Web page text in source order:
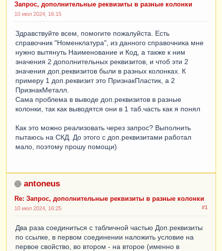
Запрос, дополнительные реквизиты в разные колонки
10 июл 2024, 16:15
Здравствуйте всем, помогите пожалуйста. Есть
справочник "Номенклатура", из данного справочника мне
нужно вытянуть Наименование и Код, а также к ним
значения 2 дополнительных реквизитов, и чтоб эти 2
значения доп.реквизитов были в разных колонках. К
примеру 1 доп.реквизит это ПризнакПластик, а 2
ПризнакМеталл.
Сама проблема в выводе доп.реквизитов в разные
колонки, так как выводятся они в 1 таб.часть как я понял
Как это можно реализовать через запрос? Выполнить
пытаюсь на СКД. До этого с доп.реквизитами работал
мало, поэтому прошу помощи)
antoneus
Re: Запрос, дополнительные реквизиты в разные колонки
#1
10 июл 2024, 16:25
Два раза соединиться с табличной частью Доп.реквизиты
по ссылке, в первом соединении наложить условие на
первое свойство, во втором - на второе (именно в